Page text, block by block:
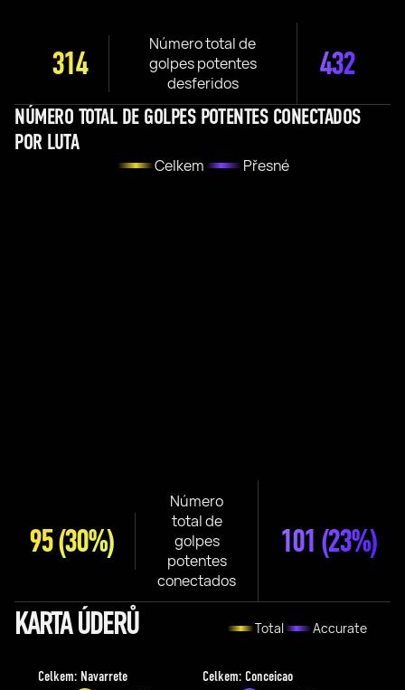
314
Número total de
golpes potentes
desferidos
432
NÚMERO TOTAL DE GOLPES POTENTES CONECTADOS
POR LUTA
Celkem Přesné
95(30%)
Número
total de
golpes
potentes
conectados
101 (23%)
KARTA ÚDERŮ Total Accurate
Celkem: Navarrete Celkem: Conceicao